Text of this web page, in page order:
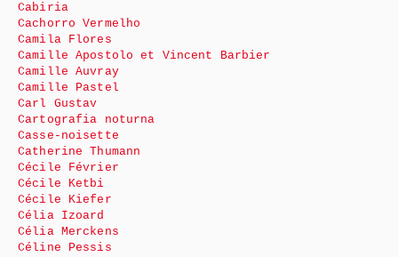
Cabiria
Cachorro Vermelho
Camila Flores
Camille Apostolo et Vincent Barbier
Camille Auvray
Camille Pastel
Carl Gustav
Cartografia noturna
Casse-noisette
Catherine Thumann
Cécile Février
Cécile Ketbi
Cécile Kiefer
Célia Izoard
Célia Merckens
Céline Pessis